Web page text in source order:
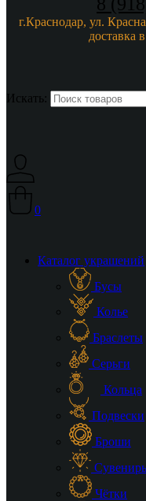
г.Краснодар, ул.
доставка
Искать:
0
Каталог украшений
Бусы
Колье
Браслеты
Серьги
Кольца
Подвески
Броши
Чётки